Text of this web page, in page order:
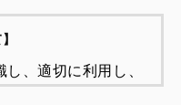
、適切に利用し、